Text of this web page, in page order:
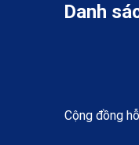
Danh
Cộng đồng